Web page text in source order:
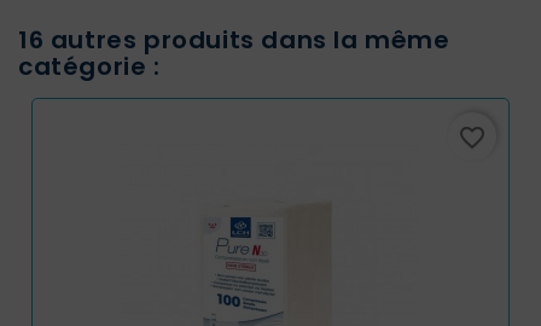
16 autres produits dans la même
catégorie :
favorite_border